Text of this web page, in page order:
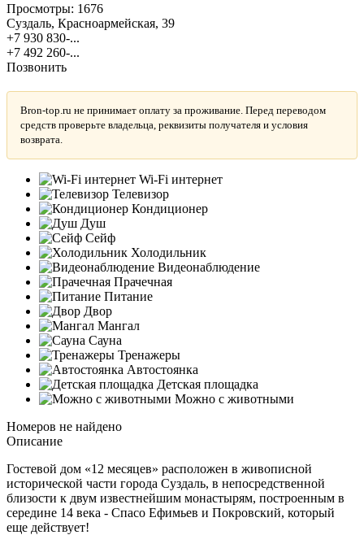
Просмотры: 1676
Суздаль, Красноармейская, 39
+7 930 830-...
+7 492 260-...
Позвонить
Bron-top.ru не принимает оплату за проживание. Перед переводом
средств проверьте владельца, реквизиты получателя и условия
возврата.
Wi-Fi интернет
Телевизор
Кондиционер
Душ
Сейф
Холодильник
Видеонаблюдение
Прачечная
Питание
Двор
Мангал
Сауна
Тренажеры
Автостоянка
Детская площадка
Можно с животными
Номеров не найдено
Описание
Гостевой дом «12 месяцев» расположен в живописной
исторической части города Суздаль, в непосредственной
близости к двум известнейшим монастырям, построенным в
середине 14 века - Спасо Ефимьев и Покровский, который
еще действует!